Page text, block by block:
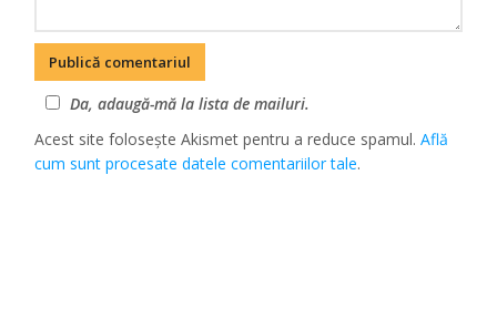
Da, adaugă-mă la lista de mailuri.
Acest site folosește Akismet pentru a reduce spamul.Află
cum sunt procesate datele comentariilor tale.